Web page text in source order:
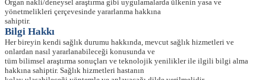
Organ nakli/deneysel araştırma gibi uygulamalarda ülkenin yasa ve
yönetmelikleri çerçevesinde yararlanma hakkına
sahiptir.
Bilgi Hakkı
Her bireyin kendi sağlık durumu hakkında, mevcut sağlık hizmetleri ve
onlardan nasıl yararlanabileceği konusunda ve
tüm bilimsel araştırma sonuçları ve teknolojik yenilikler ile ilgili bilgi alma
hakkına sahiptir. Sağlık hizmetleri hastanın